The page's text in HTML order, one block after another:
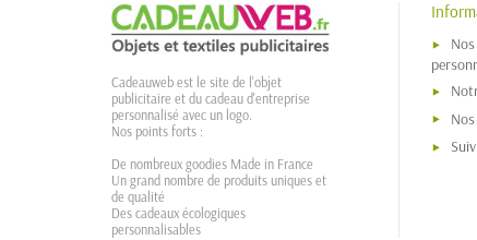
Cadeauweb est le site de l'objet
publicitaire et du cadeau d'entreprise
personnalisé avec un logo.
Nos points forts :
De nombreux goodies Made in France
Un grand nombre de produits uniques et
de qualité
Des cadeaux écologiques
personnalisables